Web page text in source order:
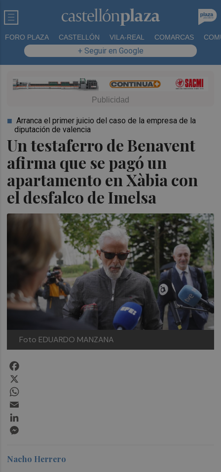
FORO PLAZA CASTELLÓN VILA-REAL COMARCAS
+ Seguir en Google
Un testaferro de Benavent
afirma que se pagó un
apartamento en Xàbia con
el desfalco de Imelsa
Arranca el primer juicio del caso de la empresa de la
diputación de valencia
Foto EDUARDO MANZANA
Nacho Herrero